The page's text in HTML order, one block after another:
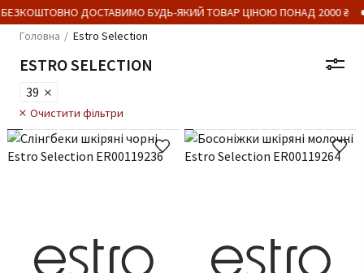
ДОСТАВИМО БУДЬ-ЯКИЙ ТОВАР ЦІНОЮ ПОНАД 2000 ₴
Головна
Estro Selection
ESTRO SELECTION
39
Очистити фільтри